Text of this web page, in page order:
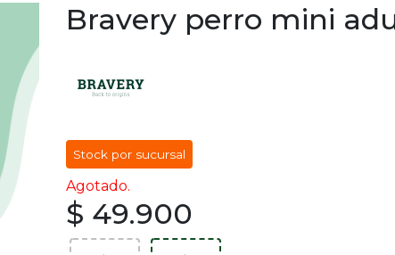
Bravery perro mini
Stock por sucursal
Agotado.
$ 49.900